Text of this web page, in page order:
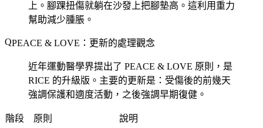
上。腳踝扭傷就躺在沙發上把腳墊高。這利用重力
幫助減少腫脹。
PEACE & LOVE：更新的處理觀念
近年運動醫學界提出了 PEACE & LOVE 原則，是
RICE 的升級版。主要的更新是：受傷後的前幾天
強調保護和適度活動，之後強調早期復健。
階段 原則
說明